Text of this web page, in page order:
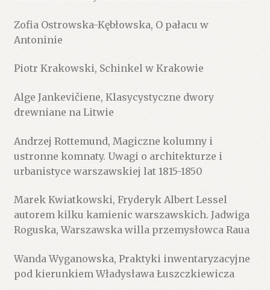
Zofia Ostrowska-Kębłowska, O pałacu w
Antoninie
Piotr Krakowski, Schinkel w Krakowie
Alge Jankevičiene, Klasycystyczne dwory
drewniane na Litwie
Andrzej Rottemund, Magiczne kolumny i
ustronne komnaty. Uwagi o architekturze i
urbanistyce warszawskiej lat 1815-1850
Marek Kwiatkowski, Fryderyk Albert Lessel
autorem kilku kamienic warszawskich. Jadwiga
Roguska, Warszawska willa przemysłowca Raua
Wanda Wyganowska, Praktyki inwentaryzacyjne
pod kierunkiem Władysława Łuszczkiewicza